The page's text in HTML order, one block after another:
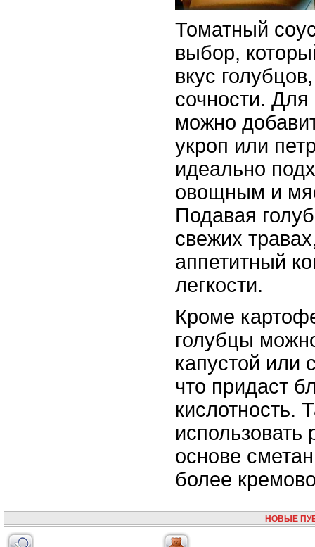
Томатный
выбор,
вкус
сочности.
можно
укроп или
идеально
овощным и
Подавая
свежих
аппетитный
легкости.
Кроме
голубцы
капустой
что придаст
кислотность.
основе
более
НОВЫЕ